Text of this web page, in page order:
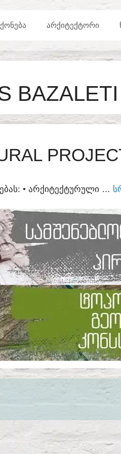
ᲐᲠᲥᲘᲢᲔᲥᲢᲝᲠᲘ
BAZALETI
• ᲐᲠᲥᲘᲢᲔᲥᲢᲣᲠᲣᲚᲘ …